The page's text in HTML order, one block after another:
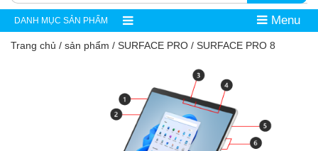
DANH MỤC SẢN PHẨM Menu
Trang chủ / sản phẩm / SURFACE PRO / SURFACE PRO 8